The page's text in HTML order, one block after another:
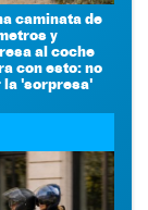
caminata de
y
al coche
con esto: no
la 'sorpresa'